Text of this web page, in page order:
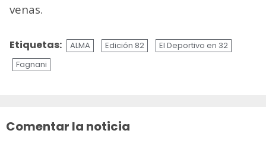
venas.
Etiquetas: ALMA Edición 82
El Deportivo en 32
Fagnani
Comentar la noticia